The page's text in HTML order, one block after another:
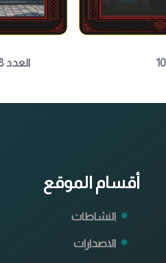
العدد 1098
أقسام الموقع
النشاطات
الاصدارات